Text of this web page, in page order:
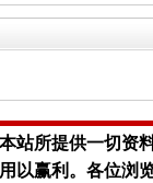
本站所提供一切资
以赢利。 各位浏